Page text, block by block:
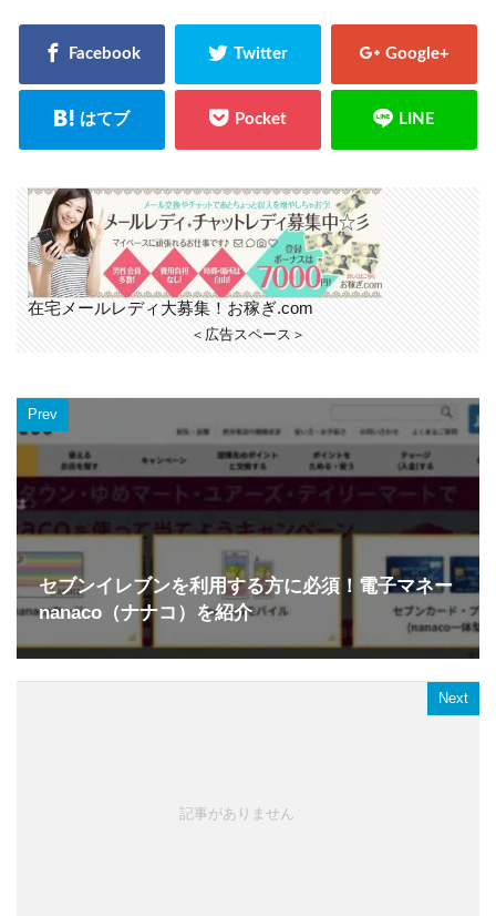
在宅メールレディ大募集！お稼ぎ.com
＜広告スペース＞
Prev
セブンイレブンを利用する方に必須！電子マネー
nanaco（ナナコ）を紹介
Next
記事がありません